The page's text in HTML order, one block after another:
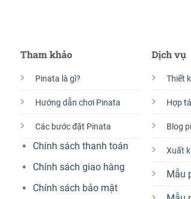
Tham khảo
Pinata là gì?
Hướng dẫn chơi Pinata
Các bước đặt Pinata
Chính sách thanh toán
Chính sách giao hàng
Chính sách bảo mật
Dịch vụ
Thiết
Hợp
Blog
Xuất
Mẫu